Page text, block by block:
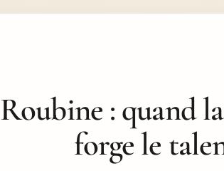
Roubine : quand
forge le